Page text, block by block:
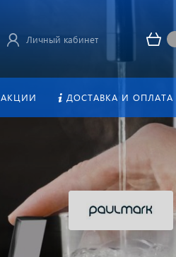
Личный кабинет
АКЦИИ ДОСТАВКА И ОПЛАТА